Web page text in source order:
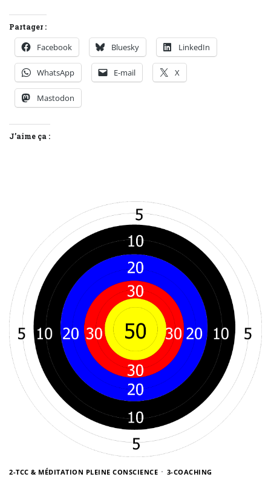
Partager :
Facebook Bluesky LinkedIn
WhatsApp E-mail X
Mastodon
J’aime ça :
2-TCC & MÉDITATION PLEINE CONSCIENCE 3-COACHING